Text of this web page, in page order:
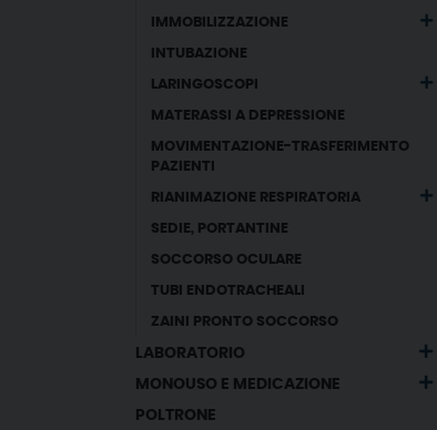
IMMOBILIZZAZIONE
INTUBAZIONE
LARINGOSCOPI
MATERASSI A DEPRESSIONE
MOVIMENTAZIONE-TRASFERIMENTO
PAZIENTI
RIANIMAZIONE RESPIRATORIA
SEDIE, PORTANTINE
SOCCORSO OCULARE
TUBI ENDOTRACHEALI
ZAINI PRONTO SOCCORSO
LABORATORIO
MONOUSO E MEDICAZIONE
POLTRONE